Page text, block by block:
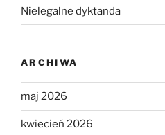
Nielegalne dyktanda
ARCHIWA
maj 2026
kwiecień 2026